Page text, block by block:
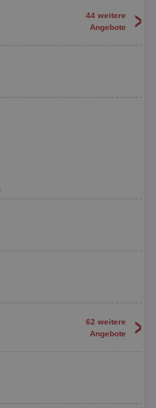
44 weitere
Angebote
>
62 weitere
Angebote
>